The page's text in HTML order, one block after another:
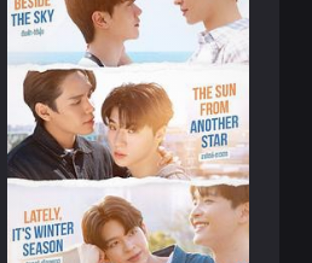
/
阿努帕特·路恩索赛